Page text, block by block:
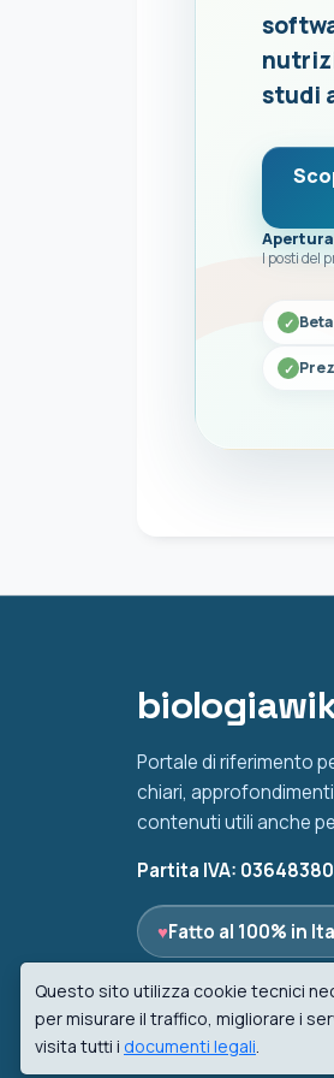
studi
I posti del
Portale di riferimento
chiari,
contenuti utili anche
Partita IVA:
♥Fatto al 100% in
Questo sito utilizza cookie tecnici
per misurare il traffico, migliorare i
visita tutti i documenti legali.